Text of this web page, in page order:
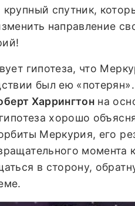
крупный спутник,
направление
гипотеза, что
был ею
Харрингтон на
хорошо
Меркурия, его
момента
в сторону,